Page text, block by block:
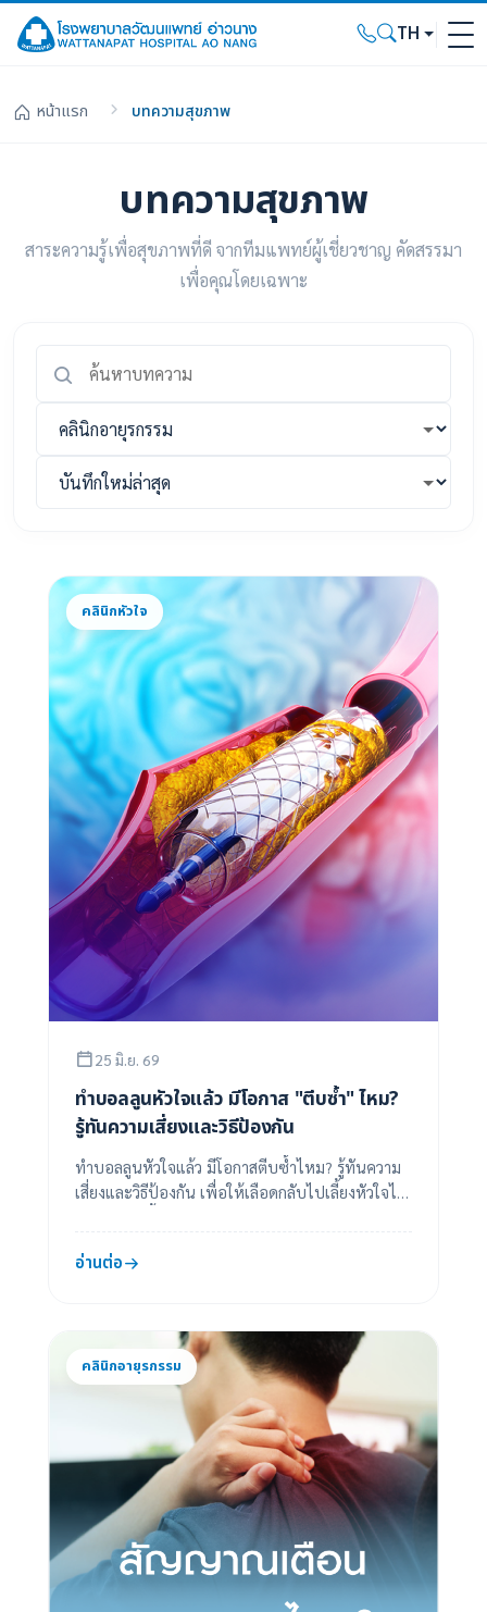
TH
หน้าแรก บทความสุขภาพ
บทความสุขภาพ
สาระความรู้เพื่อสุขภาพที่ดี จากทีมแพทย์ผู้เชี่ยวชาญ คัดสรรมา
เพื่อคุณโดยเฉพาะ
คลินิกหัวใจ
25 มิ.ย. 69
ทำบอลลูนหัวใจแล้ว มีโอกาส "ตีบซ้ำ" ไหม?
รู้ทันความเสี่ยงและวิธีป้องกัน
ทำบอลลูนหัวใจแล้ว มีโอกาสตีบซ้ำไหม? รู้ทันความ
เสี่ยงและวิธีป้องกัน เพื่อให้เลือดกลับไปเลี้ยงหัวใจได้
อ่านต่อ
คลินิกอายุรกรรม